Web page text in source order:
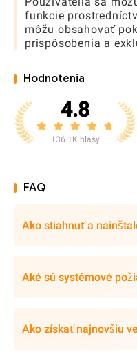
funkcie
môžu obsahovať
prispôsobenia a
Hodnotenia
4.8
136.1K hlasy
FAQ
Ako stiahnuť a
Aké sú systémové
Ako získať najnovšiu